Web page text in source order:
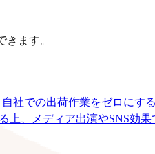
ます。
社での出荷作業をゼロにす
上、メディア出演やSNS効